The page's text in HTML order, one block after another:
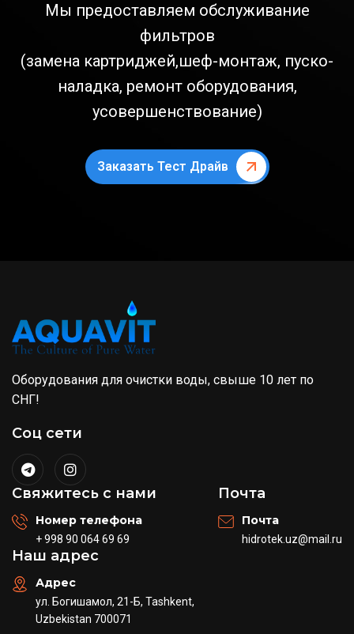
Мы предоставляем обслуживание
фильтров
(замена картриджей,шеф-монтаж, пуско-
наладка, ремонт оборудования,
усовершенствование)
Заказать Тест Драйв
Оборудования для очистки воды, свыше 10 лет по
СНГ!
Соц сети
Свяжитесь с нами
Номер телефона
+ 998 90 064 69 69
Почта
Почта
hidrotek.uz@mail.ru
Наш адрес
Адрес
ул. Богишамол, 21-Б, Tashkent,
Uzbekistan 700071